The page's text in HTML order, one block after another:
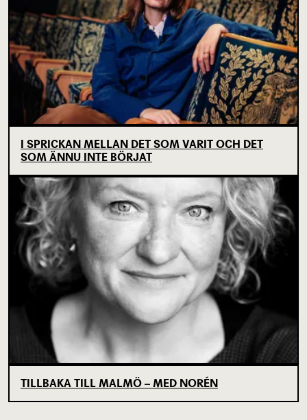
I SPRICKAN MELLAN DET SOM VARIT OCH DET
SOM ÄNNU INTE BÖRJAT
TILLBAKA TILL MALMÖ – MED NORÉN